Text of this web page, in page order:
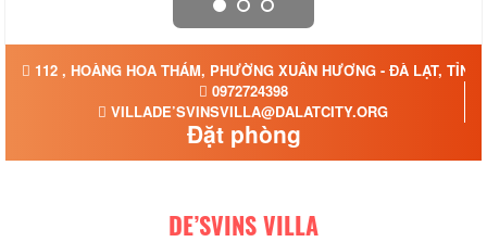
112 , HOÀNG HOA THÁM, PHƯỜNG XUÂN HƯƠNG - ĐÀ LẠT, TỈNH
0972724398
VILLADE’SVINSVILLA@DALATCITY.ORG
Đặt phòng
DE’SVINS VILLA